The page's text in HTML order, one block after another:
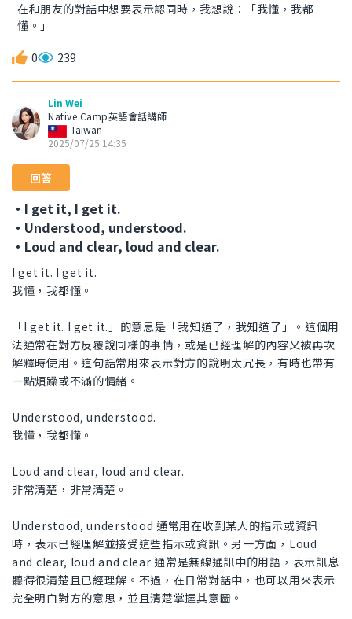
在和朋友的對話中想要表示認同時，我想說：「我懂，我都
懂。」
0 239
Lin Wei
Native Camp英語會話講師
Taiwan
2025/07/25 14:35
回答
・I get it, I get it.
・Understood, understood.
・Loud and clear, loud and clear.
I get it. I get it.
我懂，我都懂。
「I get it. I get it.」的意思是「我知道了，我知道了」。這個用
法通常在對方反覆說同樣的事情，或是已經理解的內容又被再次
解釋時使用。這句話常用來表示對方的說明太冗長，有時也帶有
一點煩躁或不滿的情緒。
Understood, understood.
我懂，我都懂。
Loud and clear, loud and clear.
非常清楚，非常清楚。
Understood, understood 通常用在收到某人的指示或資訊
時，表示已經理解並接受這些指示或資訊。另一方面，Loud
and clear, loud and clear 通常是無線通訊中的用語，表示訊息
聽得很清楚且已經理解。不過，在日常對話中，也可以用來表示
完全明白對方的意思，並且清楚掌握其意圖。